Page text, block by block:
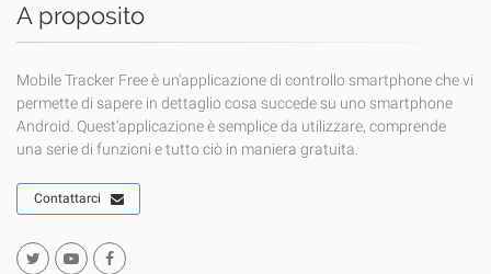
A proposito
Mobile Tracker Free è un'applicazione di controllo smartphone che vi
permette di sapere in dettaglio cosa succede su uno smartphone
Android. Quest'applicazione è semplice da utilizzare, comprende
una serie di funzioni e tutto ciò in maniera gratuita.
Contattarci